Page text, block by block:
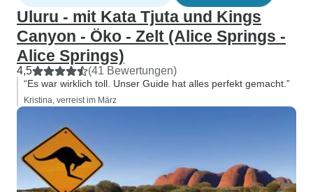
Uluru - mit Kata Tjuta und Kings
Canyon - Öko - Zelt (Alice Springs -
Alice Springs)
4,5 (41 Bewertungen)
“Es war wirklich toll. Unser Guide hat alles perfekt gemacht.”
Kristina, verreist im März